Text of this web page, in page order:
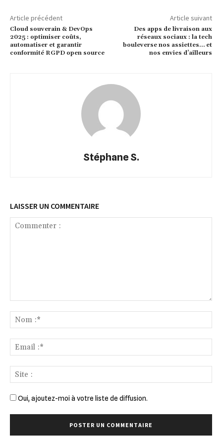
Article précédent
Cloud souverain & DevOps
2025 : optimiser coûts,
automatiser et garantir
conformité RGPD open source
Article suivant
Des apps de livraison aux
réseaux sociaux : la tech
bouleverse nos assiettes… et
nos envies d’ailleurs
Stéphane S.
LAISSER UN COMMENTAIRE
:*
:*
:
Oui, ajoutez-moi à votre liste de diffusion.